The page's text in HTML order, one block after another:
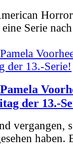
Serie
der 13.-
vergangen,
haben.